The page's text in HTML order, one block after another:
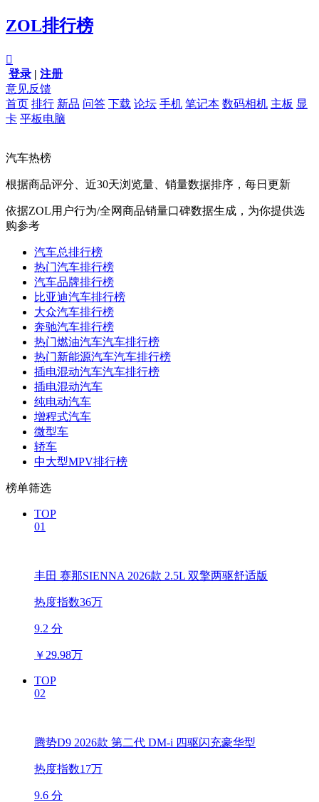
ZOL排行榜

登录 | 注册
意见反馈
首页 排行 新品 问答 下载 论坛 手机 笔记本 数码相机 主板 显
卡 平板电脑
汽车热榜
根据商品评分、近30天浏览量、销量数据排序，每日更新
依据ZOL用户行为/全网商品销量口碑数据生成，为你提供选
购参考
汽车总排行榜
热门汽车排行榜
汽车品牌排行榜
比亚迪汽车排行榜
大众汽车排行榜
奔驰汽车排行榜
热门燃油汽车汽车排行榜
热门新能源汽车汽车排行榜
插电混动汽车汽车排行榜
插电混动汽车
纯电动汽车
增程式汽车
微型车
轿车
中大型MPV排行榜
榜单筛选
TOP
01
丰田 赛那SIENNA 2026款 2.5L 双擎两驱舒适版
热度指数36万
9.2 分
￥ 29.98万
TOP
02
腾势D9 2026款 第二代 DM-i 四驱闪充豪华型
热度指数17万
9.6 分